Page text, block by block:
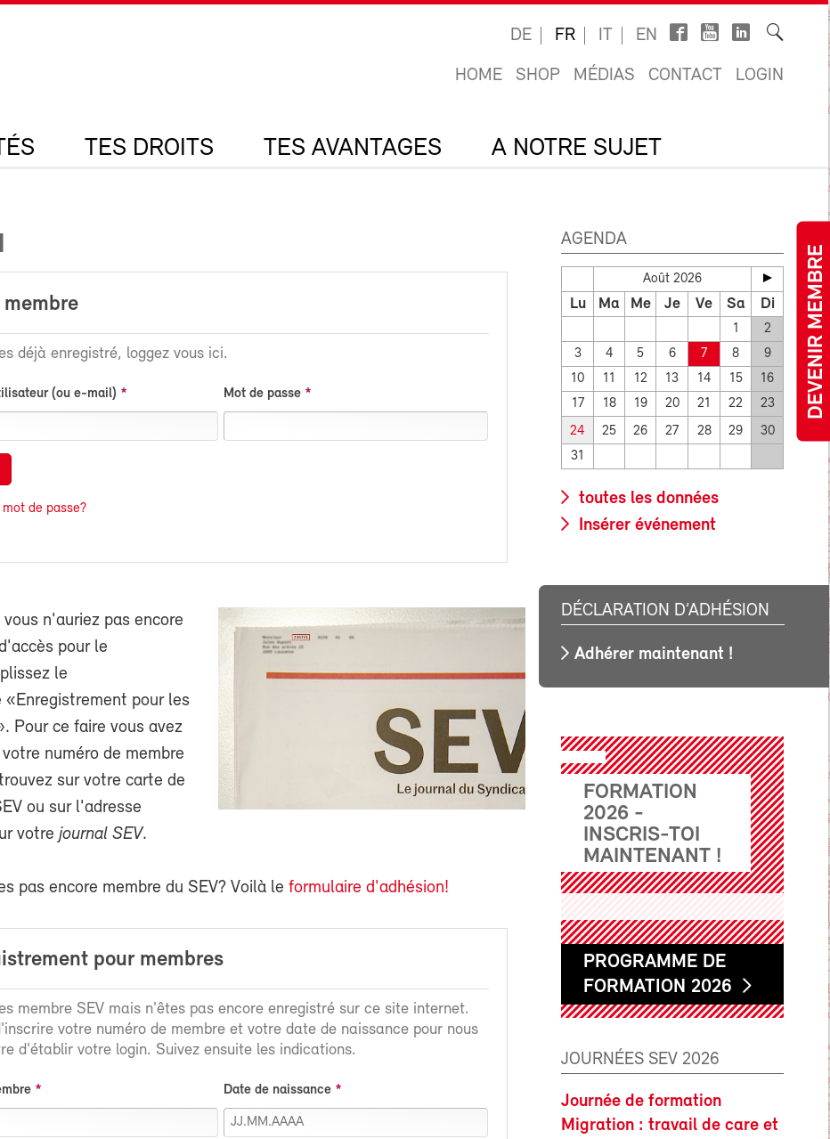
DEVENIR MEMBRE
DE FR IT EN
HOME SHOP MÉDIAS CONTACT LOGIN
TES DROITS TES AVANTAGES A NOTRE SUJET
membre
déjà enregistré, loggez vous ici.
(ou e-mail) Mot de passe
de passe?
vous n'auriez pas encore
pour le
le
«Enregistrement pour les
Pour ce faire vous avez
numéro de membre
sur votre carte de
ou sur l'adresse
votre journal SEV.
pas encore membre du SEV? Voilà le formulaire d'adhésion!
pour membres
membre SEV mais n'êtes pas encore enregistré sur ce site internet.
votre numéro de membre et votre date de naissance pour nous
d'établir votre login. Suivez ensuite les indications.
Date de naissance
AGENDA
Août 2026
Lu Ma Me Je Ve Sa Di
1
2
3
4 5 6 7 8
9
10
11 12 13 14 15
16
17
18 19 20 21 22 23
24 25 26 27 28 29
30
31
toutes les données
Insérer événement
DÉCLARATION D’ADHÉSION
Adhérer maintenant !
FORMATION
2026 -
INSCRIS-TOI
MAINTENANT !
PROGRAMME DE
FORMATION 2026
JOURNÉES SEV 2026
Journée de formation
Migration : travail de care et